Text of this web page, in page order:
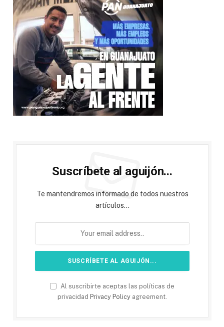
Suscríbete al aguijón...
Te mantendremos informado de todos nuestros
artículos...
Al suscribirte aceptas las políticas de
privacidad Privacy Policy agreement.